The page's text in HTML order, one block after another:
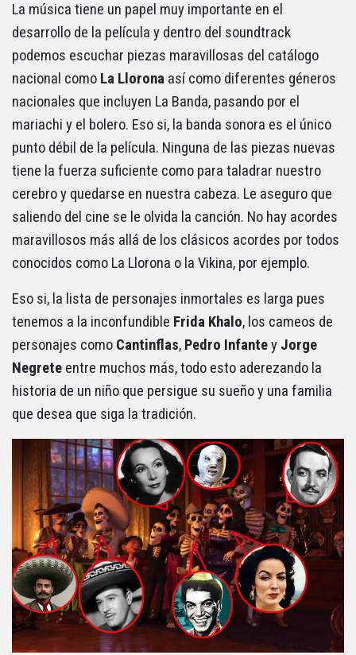
La música tiene un papel muy importante en el
desarrollo de la película y dentro del soundtrack
podemos escuchar piezas maravillosas del catálogo
nacional como La Llorona así como diferentes géneros
nacionales que incluyen La Banda, pasando por el
mariachi y el bolero. Eso si, la banda sonora es el único
punto débil de la película. Ninguna de las piezas nuevas
tiene la fuerza suficiente como para taladrar nuestro
cerebro y quedarse en nuestra cabeza. Le aseguro que
saliendo del cine se le olvida la canción. No hay acordes
maravillosos más allá de los clásicos acordes por todos
conocidos como La Llorona o la Vikina, por ejemplo.
Eso si, la lista de personajes inmortales es larga pues
tenemos a la inconfundible Frida Khalo, los cameos de
personajes como Cantinflas, Pedro Infantey Jorge
Negrete entre muchos más, todo esto aderezando la
historia de un niño que persigue su sueño y una familia
que desea que siga la tradición.